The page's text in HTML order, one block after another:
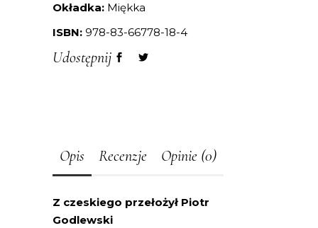
Okładka: Miękka
ISBN: 978-83-66778-18-4
Udostępnij
Opis Recenzje Opinie (0)
Z czeskiego przełożył Piotr
Godlewski